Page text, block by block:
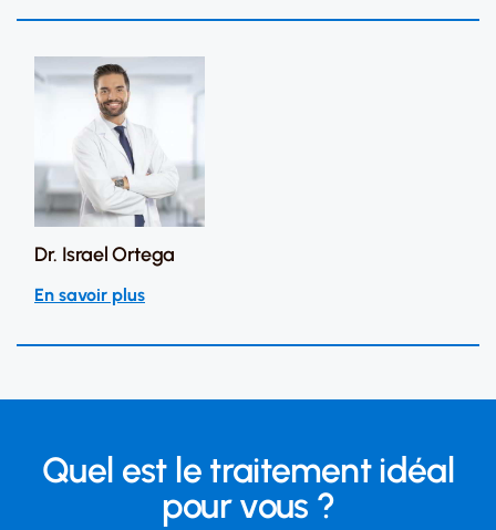
Dr. Israel Ortega
En savoir plus
Quel est le traitement idéal
pour vous ?